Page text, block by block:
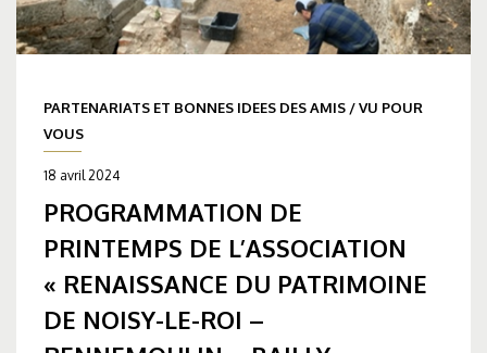
PARTENARIATS ET BONNES IDEES DES AMIS /VU POUR
VOUS
18 avril 2024
PROGRAMMATION DE
PRINTEMPS DE L’ASSOCIATION
« RENAISSANCE DU PATRIMOINE
DE NOISY-LE-ROI –